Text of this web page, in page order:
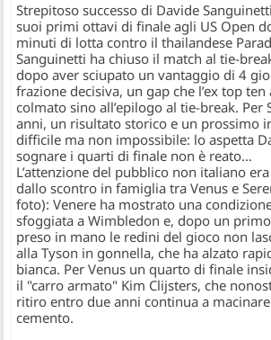
Strepitoso successo di Davide Sanguinetti
suoi primi ottavi di finale agli US Open
minuti di lotta contro il thailandese
Sanguinetti ha chiuso il match al tie-
dopo aver sciupato un vantaggio di 4
frazione decisiva, un gap che l’ex top ten
colmato sino all’epilogo al tie-break. Per
anni, un risultato storico e un prossimo
difficile ma non impossibile: lo aspetta
sognare i quarti di finale non è reato…
L’attenzione del pubblico non italiano
dallo scontro in famiglia traVenus e
foto): Venere ha mostrato una
sfoggiata a Wimbledon e, dopo un
preso in mano le redini del gioco non
alla Tyson in gonnella, che ha alzato
bianca. Per Venus un quarto di finale
il "carro armato" Kim Clijsters, che
ritiro entro due anni continua a
cemento.